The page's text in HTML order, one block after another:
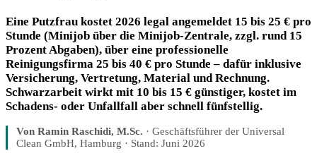
Eine Putzfrau kostet 2026 legal angemeldet 15 bis 25 € pro
Stunde (Minijob über die Minijob-Zentrale, zzgl. rund 15
Prozent Abgaben), über eine professionelle
Reinigungsfirma 25 bis 40 € pro Stunde – dafür inklusive
Versicherung, Vertretung, Material und Rechnung.
Schwarzarbeit wirkt mit 10 bis 15 € günstiger, kostet im
Schadens- oder Unfallfall aber schnell fünfstellig.
Von Ramin Raschidi, M.Sc. · Geschäftsführer der Universal
Clean GmbH, Hamburg · Stand: Juni 2026